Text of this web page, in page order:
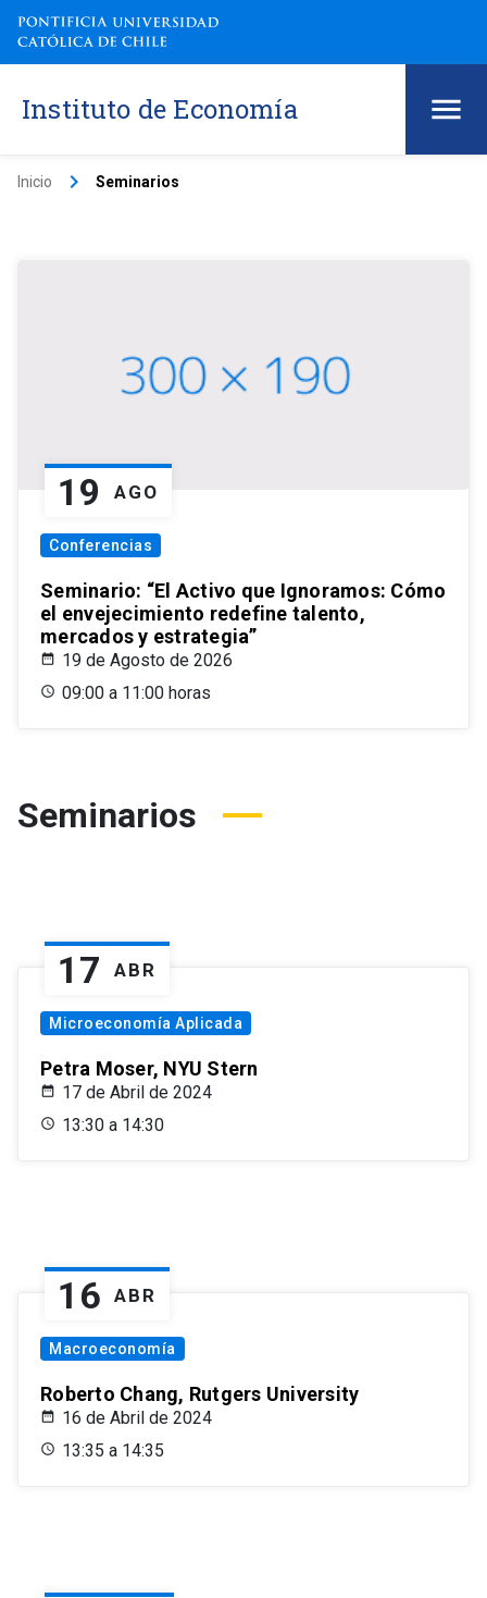
Instituto de Economía
Inicio keyboard_arrow_right Seminarios
19 AGO
Conferencias
Seminario: “El Activo que Ignoramos: Cómo
el envejecimiento redefine talento,
mercados y estrategia”
19 de Agosto de 2026
09:00 a 11:00 horas
Seminarios
17 ABR
Microeconomía Aplicada
Petra Moser, NYU Stern
17 de Abril de 2024
13:30 a 14:30
16 ABR
Macroeconomía
Roberto Chang, Rutgers University
16 de Abril de 2024
13:35 a 14:35